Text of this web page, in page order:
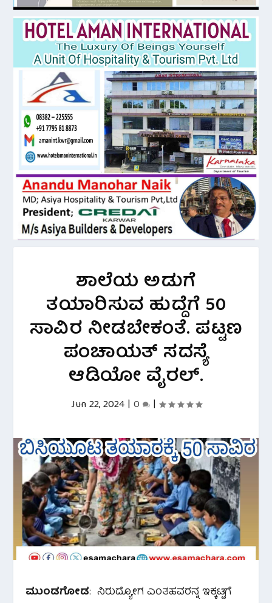
ಶಾಲೆಯ ಅಡುಗೆ
ತಯಾರಿಸುವ ಹುದ್ದೆಗೆ 50
ಸಾವಿರ ನೀಡಬೇಕಂತೆ. ಪಟ್ಟಣ
ಪಂಚಾಯತ್ ಸದಸ್ಯೆ
ಆಡಿಯೋ ವೈರಲ್.
Jun 22, 2024| 0 |
ಮುಂಡಗೋಡ: ನಿರುದ್ಯೋಗ ಎಂತಹವರನ್ನ ಇಕ್ಕಟ್ಟಿಗೆ